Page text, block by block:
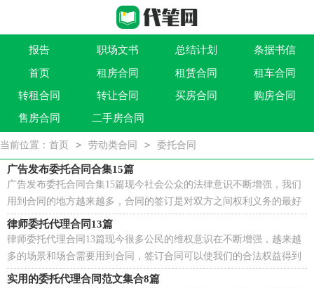
报告 职场文书 总结计划 条据书信
作文大全 实用文 祝福语 买卖类合同
借贷类合同 建筑类合同 劳动类合同 租售类合同
首页 租房合同 租赁合同
租车合同
转租合同
转让合同 买房合同
购房合同
售房合同
二手房合同
当前位置： 首页 > 劳动类合同 > 委托合同
广告发布委托合同合集15篇
广告发布委托合同合集15篇现今社会公众的法律意识不断增强，我们
用到合同的地方越来越多，合同的签订是对双方之间权利义务的最好
规范。那么大家知道合法的合同书怎么写吗？以下是...
律师委托代理合同13篇
律师委托代理合同13篇现今很多公民的维权意识在不断增强，越来越
多的场景和场合需要用到合同，签订合同可以使我们的合法权益得到
法律的保障。那么一份详细的合同要怎么写呢？以下...
实用的委托代理合同范文集合8篇